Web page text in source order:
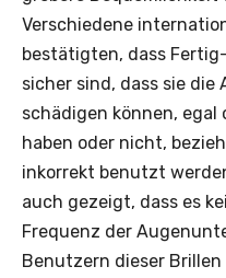
Verschiedene
bestätigten, dass
sicher sind, dass sie
schädigen können, egal
haben oder nicht,
inkorrekt benutzt
auch gezeigt, dass es
Frequenz der
Benutzern dieser